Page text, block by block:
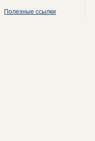
Полезные ссылки